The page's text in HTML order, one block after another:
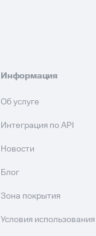
Информация
Об услуге
Интеграция по API
Новости
Блог
Зона покрытия
Условия использования